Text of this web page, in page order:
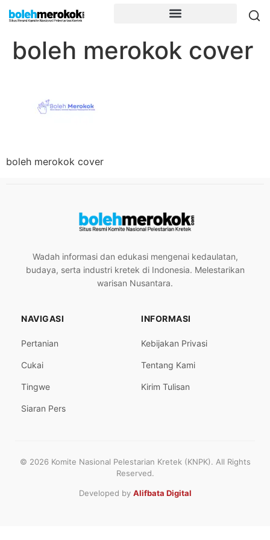
boleh merokok cover
boleh merokok cover
Wadah informasi dan edukasi mengenai kedaulatan,
budaya, serta industri kretek di Indonesia. Melestarikan
warisan Nusantara.
NAVIGASI
Pertanian
Cukai
Tingwe
Siaran Pers
INFORMASI
Kebijakan Privasi
Tentang Kami
Kirim Tulisan
© 2026 Komite Nasional Pelestarian Kretek (KNPK). All Rights
Reserved.
Developed by Alifbata Digital